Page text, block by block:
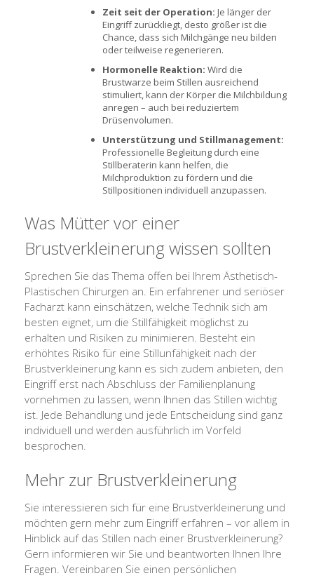
Zeit seit der Operation: Je länger der
Eingriff zurückliegt, desto größer ist die
Chance, dass sich Milchgänge neu bilden
oder teilweise regenerieren.
Hormonelle Reaktion: Wird die
Brustwarze beim Stillen ausreichend
stimuliert, kann der Körper die Milchbildung
anregen – auch bei reduziertem
Drüsenvolumen.
Unterstützung und Stillmanagement:
Professionelle Begleitung durch eine
Stillberaterin kann helfen, die
Milchproduktion zu fördern und die
Stillpositionen individuell anzupassen.
Was Mütter vor einer
Brustverkleinerung wissen sollten
Sprechen Sie das Thema offen bei Ihrem Ästhetisch-
Plastischen Chirurgen an. Ein erfahrener und seriöser
Facharzt kann einschätzen, welche Technik sich am
besten eignet, um die Stillfähigkeit möglichst zu
erhalten und Risiken zu minimieren. Besteht ein
erhöhtes Risiko für eine Stillunfähigkeit nach der
Brustverkleinerung kann es sich zudem anbieten, den
Eingriff erst nach Abschluss der Familienplanung
vornehmen zu lassen, wenn Ihnen das Stillen wichtig
ist. Jede Behandlung und jede Entscheidung sind ganz
individuell und werden ausführlich im Vorfeld
besprochen.
Mehr zur Brustverkleinerung
Sie interessieren sich für eine Brustverkleinerung und
möchten gern mehr zum Eingriff erfahren – vor allem in
Hinblick auf das Stillen nach einer Brustverkleinerung?
Gern informieren wir Sie und beantworten Ihnen Ihre
Fragen. Vereinbaren Sie einen persönlichen